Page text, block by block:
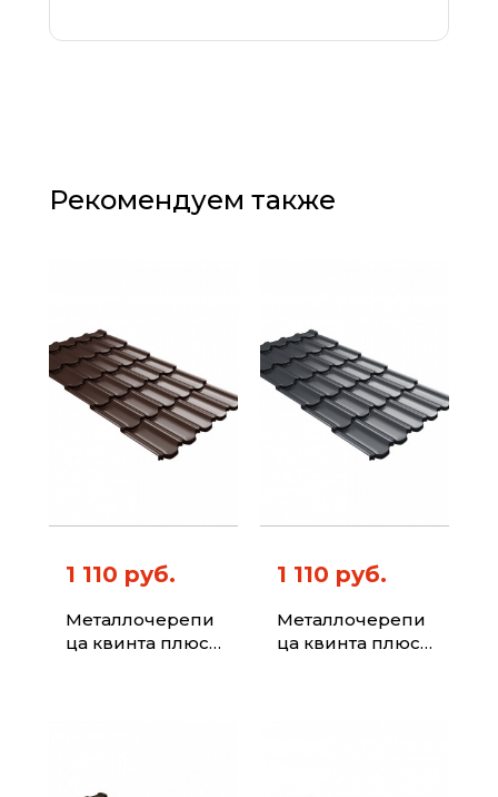
Рекомендуем также
1 110 руб.
Металлочерепи
ца квинта плюс
1 110 руб.
Металлочерепи
ца квинта плюс